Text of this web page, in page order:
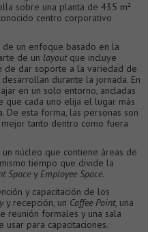
sobre una planta de 435 m²
centro corporativo
un enfoque basado en la
de un layout que incluye
de dar soporte a la variedad de
durante la jornada. En
en un solo entorno, ancladas
que cada uno elija el lugar más
De esta forma, las personas son
tanto dentro como fuera
núcleo que contiene áreas de
tiempo que divide la
Space y Employee Space.
y capacitación de los
y recepción, un Coffee Point, una
reunión formales y una sala
para capacitaciones.